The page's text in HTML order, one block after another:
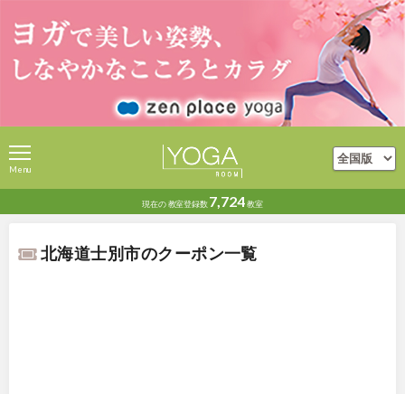
現在の教室登録数 7,724教室
Menu
北海道士別市のクーポン一覧